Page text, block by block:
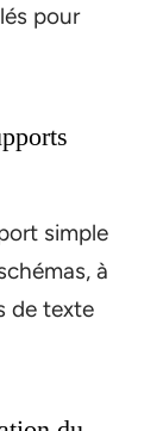
pour
simple
à
de texte